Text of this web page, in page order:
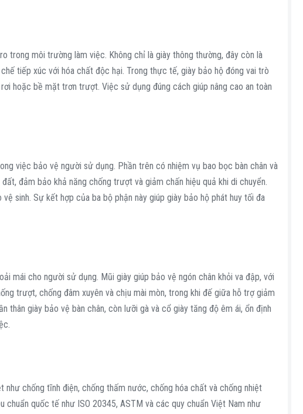
trong môi trường làm việc. Không chỉ là giày thông thường, đây còn là
tiếp xúc với hóa chất độc hại. Trong thực tế, giày bảo hộ đóng vai trò
hoặc bề mặt trơn trượt. Việc sử dụng đúng cách giúp nâng cao an toàn
việc bảo vệ người sử dụng. Phần trên có nhiệm vụ bao bọc bàn chân và
đảm bảo khả năng chống trượt và giảm chấn hiệu quả khi di chuyển.
sinh. Sự kết hợp của ba bộ phận này giúp giày bảo hộ phát huy tối đa
mái cho người sử dụng. Mũi giày giúp bảo vệ ngón chân khỏi va đập, với
trượt, chống đâm xuyên và chịu mài mòn, trong khi đế giữa hỗ trợ giảm
thân giày bảo vệ bàn chân, còn lưỡi gà và cổ giày tăng độ êm ái, ổn định
chống tĩnh điện, chống thấm nước, chống hóa chất và chống nhiệt
quốc tế như ISO 20345, ASTM và các quy chuẩn Việt Nam như